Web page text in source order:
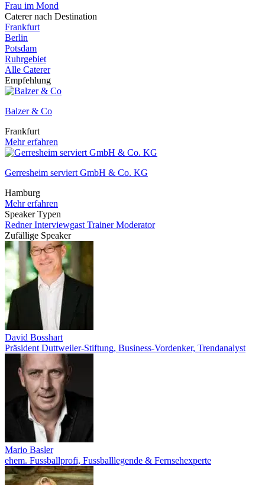
Frau im Mond
Caterer nach Destination
Frankfurt
Berlin
Potsdam
Ruhrgebiet
Alle Caterer
Empfehlung
Balzer & Co
Frankfurt
Mehr erfahren
Gerresheim serviert GmbH & Co. KG
Hamburg
Mehr erfahren
Speaker Typen
RednerInterviewgast TrainerModerator
Zufällige Speaker
David Bosshart
Präsident Duttweiler-Stiftung, Business-Vordenker, Trendanalyst
Mario Basler
ehem. Fussballprofi, Fussballlegende & Fernsehexperte